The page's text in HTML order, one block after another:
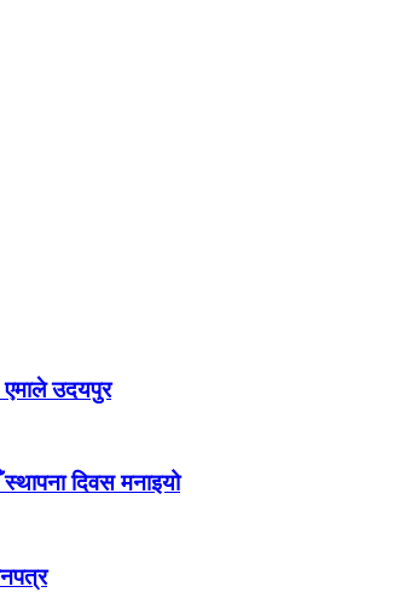
एमाले उदयपुर
दिवस मनाइयो